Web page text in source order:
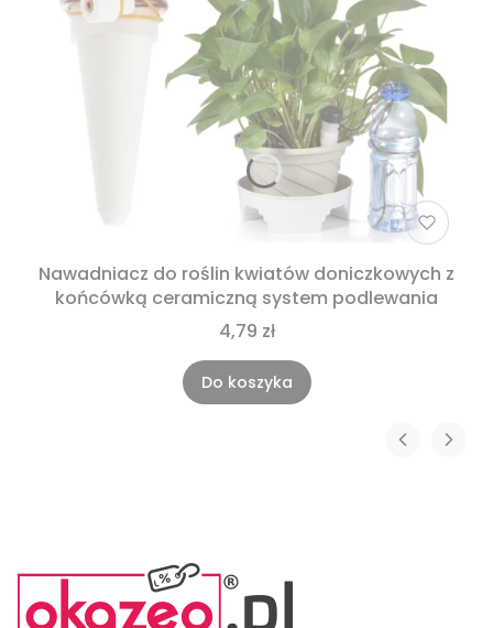
Nawadniacz do roślin kwiatów doniczkowych z
końcówką ceramiczną system podlewania
4,79 zł
Do koszyka